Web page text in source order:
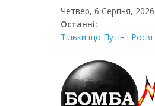
Четвер, 6 Серпня, 2026
Останні:
Тільки що Путін і
Щойно! Передали з
Отрuмає по повній!
Луцeнкo: “3eлeнcькuй